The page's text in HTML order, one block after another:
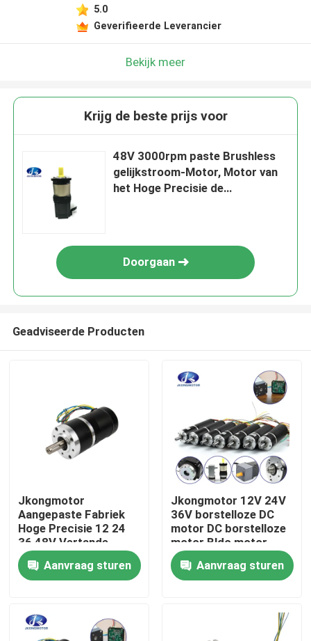
Huis
Ongeveer ons
5.0
Geverifieerde Leverancier
Bekijk meer
Krijg de beste prijs voor
48V 3000rpm paste Brushless
gelijkstroom-Motor, Motor van
het Hoge Precisie de
Doorgaan
Geadviseerde Producten
Jkongmotor
Aangepaste Fabriek
Hoge Precisie 12 24
36 48V Vertande
Borstelloze DC-Motor
met Planetaire
Tandwiel- en
Aanvraag sturen
Jkongmotor 12V 24V
36V borstelloze DC
motor DC borstelloze
motor Bldc motor
Voor 50W 100W 200W
300W 400W
Aanbevolen
Aanvraag sturen